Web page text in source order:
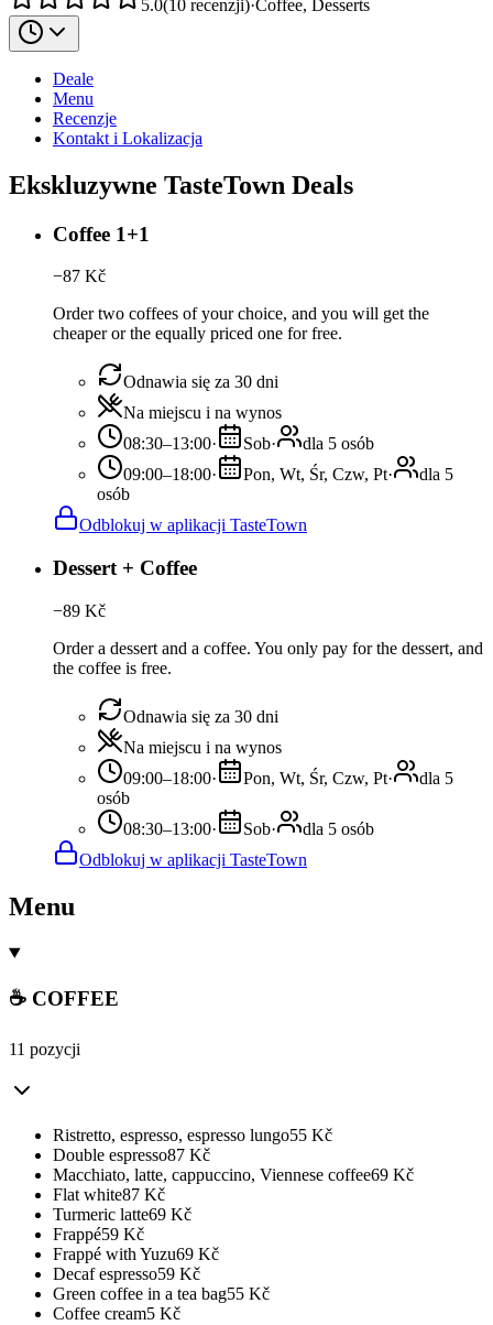
5.0(10 recenzji)·Coffee, Desserts
Deale
Menu
Recenzje
Kontakt i Lokalizacja
Ekskluzywne TasteTown Deals
Coffee 1+1
−87 Kč
Order two coffees of your choice, and you will get the
cheaper or the equally priced one for free.
Odnawia się za 30 dni
Na miejscu i na wynos
08:30–13:00· Sob·
dla 5 osób
09:00–18:00· Pon, Wt, Śr, Czw, Pt·
dla 5
osób
Odblokuj w aplikacji TasteTown
Dessert + Coffee
−89 Kč
Order a dessert and a coffee. You only pay for the dessert, and
the coffee is free.
Odnawia się za 30 dni
Na miejscu i na wynos
09:00–18:00· Pon, Wt, Śr, Czw, Pt·
dla 5
osób
08:30–13:00· Sob·
dla 5 osób
Odblokuj w aplikacji TasteTown
Menu
☕ COFFEE
11 pozycji
Ristretto, espresso, espresso lungo55 Kč
Double espresso87 Kč
Macchiato, latte, cappuccino, Viennese coffee69 Kč
Flat white87 Kč
Turmeric latte69 Kč
Frappé59 Kč
Frappé with Yuzu69 Kč
Decaf espresso59 Kč
Green coffee in a tea bag55 Kč
Coffee cream5 Kč